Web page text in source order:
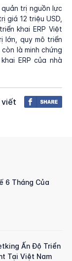
trị nguồn lực
giá 12 triệu USD,
khai ERP Việt
lớn, quy mô triển
là minh chứng
ERP của nhà
viết
6 Tháng Của
Ấn Độ Triển
Tại Việt Nam